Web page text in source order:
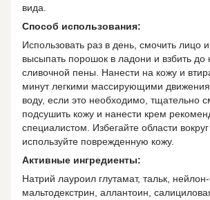
вида.
Способ использования:
Использовать раз в день, смочить лицо
высыпать порошок в ладони и взбить до
сливочной пены. Нанести на кожу и
минут легкими массирующими
воду, если это необходимо, тщательно
подсушить кожу и нанести крем
специалистом. Избегайте области
используйте поврежденную кожу.
Активные ингредиенты:
Натрий лауроил глутамат, тальк,
мальтодекстрин, аллантоин,